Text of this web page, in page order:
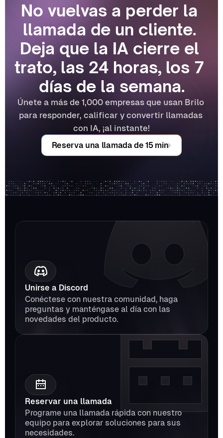
No vuelvas a perder la
llamada de un cliente.
Deja que la IA cierre el
trato, las 24 horas, los 7
días de la semana.
Únete a más de 1,000 empresas que usan Brilo
para responder, calificar y convertir llamadas
con IA, ¡al instante!
Reserva una llamada de 15 min
Unirse a Discord
Conéctese con nuestra comunidad, haga
preguntas y manténgase al día con las
novedades del producto.
Reservar una llamada
Programe una llamada rápida con nuestro
equipo para explorar soluciones para sus
necesidades.